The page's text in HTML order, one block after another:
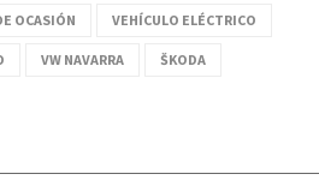
OCASIÓN VEHÍCULO ELÉCTRICO
VW NAVARRA ŠKODA